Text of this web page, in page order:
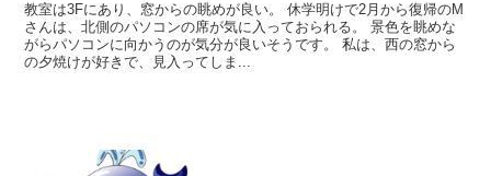
教室は3Fにあり、窓からの眺めが良い。 休学明けで2月から復帰のM
さんは、北側のパソコンの席が気に入っておられる。 景色を眺めな
がらパソコンに向かうのが気分が良いそうです。 私は、西の窓から
の夕焼けが好きで、見入ってしま...